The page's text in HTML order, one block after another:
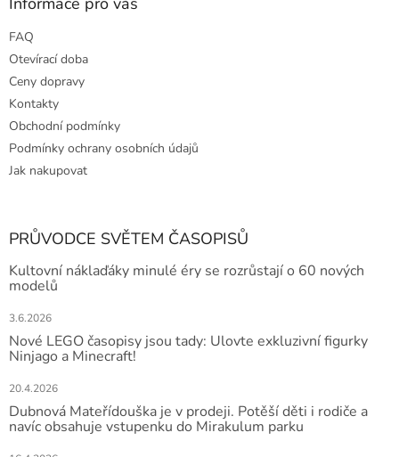
FAQ
Otevírací doba
Ceny dopravy
Kontakty
Obchodní podmínky
Podmínky ochrany osobních údajů
Jak nakupovat
PRŮVODCE SVĚTEM ČASOPISŮ
Kultovní náklaďáky minulé éry se rozrůstají o 60 nových
modelů
3.6.2026
Nové LEGO časopisy jsou tady: Ulovte exkluzivní figurky
Ninjago a Minecraft!
20.4.2026
Dubnová Mateřídouška je v prodeji. Potěší děti i rodiče a
navíc obsahuje vstupenku do Mirakulum parku